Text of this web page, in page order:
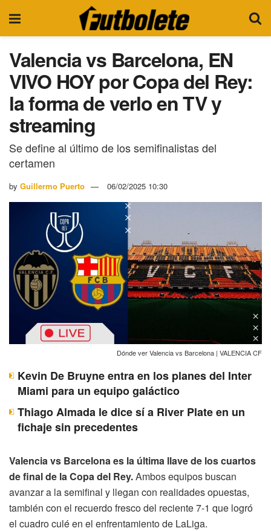
Valencia vs Barcelona, EN
VIVO HOY por Copa del Rey:
la forma de verlo en TV y
streaming
Se define al último de los semifinalistas del
certamen
by Guillermo Puerto 06/02/2025 10:30
Dónde ver Valencia vs Barcelona | VALENCIA CF
Kevin De Bruyne entra en los planes del Inter
Miami para un equipo galáctico
Thiago Almada le dice sí a River Plate en un
fichaje sin precedentes
Valencia vs Barcelona es la última llave de los cuartos
de final de la Copa del Rey.Ambos equipos buscan
avanzar a la semifinal y llegan con realidades opuestas,
también con el recuerdo fresco del reciente 7-1 que logró
el cuadro culé en el enfrentamiento de LaLiga.